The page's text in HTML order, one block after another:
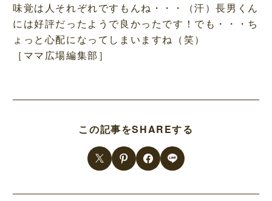
味覚は人それぞれですもんね・・・（汗）長男くん
には好評だったようで良かったです！でも・・・ち
ょっと心配になってしまいますね（笑）
［ママ広場編集部］
この記事をSHAREする